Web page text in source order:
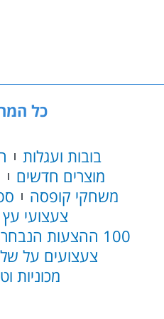
כל
בובות ועגלות
מוצרים חדשים
משחקי קופסה
צעצועי עץ
100 ההצעות הנבחרות
צעצועים על
מכוניות